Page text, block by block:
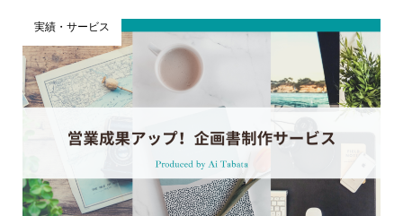
実績・サービス